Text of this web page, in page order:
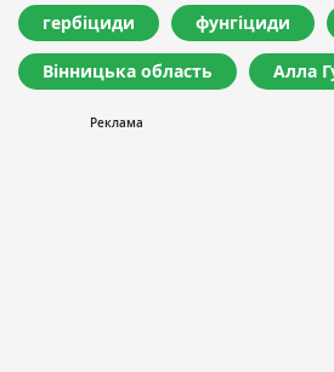
гербіциди фунгіциди
Вінницька область Алла